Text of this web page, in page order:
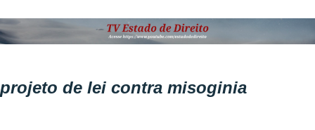
projeto de lei contra misoginia